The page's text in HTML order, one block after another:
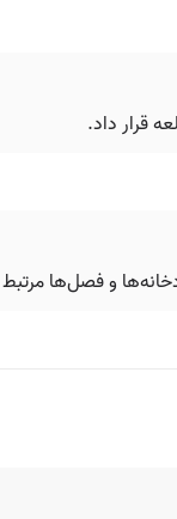
قرار داد.
و فصل‌ها